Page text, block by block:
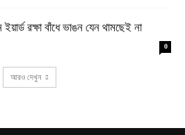
রক্ষা বাঁধে ভাঙন যেন থামছেই না
0
আরও দেখুন